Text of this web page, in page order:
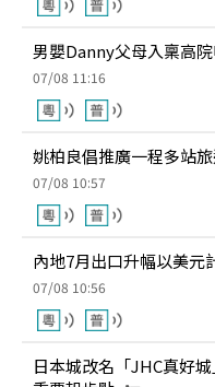
男嬰Danny父母入稟高
07/08 11:16
姚柏良倡推廣一程多站
07/08 10:57
內地7月出口升幅以美元
07/08 10:56
日本城改名「JHC真好